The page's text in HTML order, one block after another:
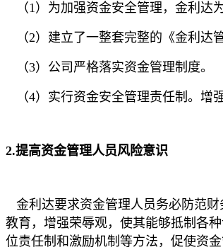
（1）为加强资金安全管理，金利
（2）建立了一整套完整的《金利
（3）公司严格落实资金管理制度。
（4）实行资金安全管理责任制。增
2.提高资金管理人员风险意识
金利达要求资金管理人员务必防范
教育，增强荣辱观，使其能够抵制各
位责任制和激励机制等方法，促使资